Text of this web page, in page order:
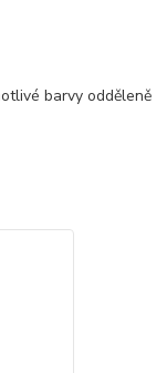
barvy odděleně